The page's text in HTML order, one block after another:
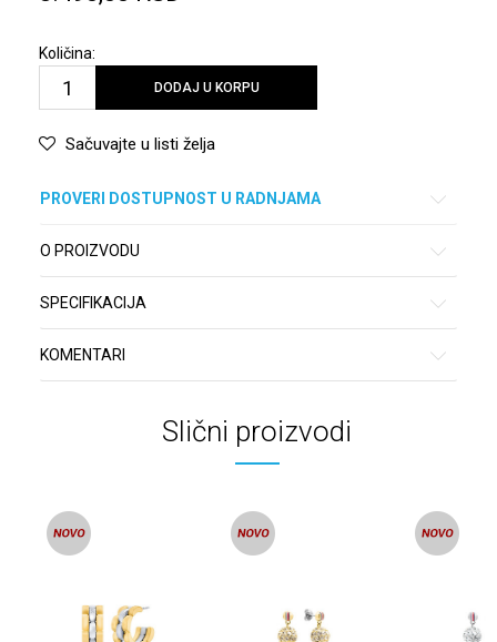
Količina:
DODAJ U KORPU
Sačuvajte u listi želja
PROVERI DOSTUPNOST U RADNJAMA
O PROIZVODU
SPECIFIKACIJA
KOMENTARI
Slični proizvodi